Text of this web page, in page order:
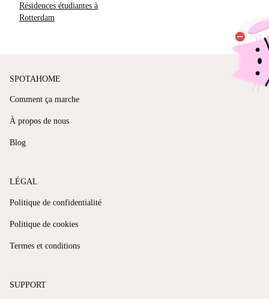
Résidences étudiantes à
Rotterdam
SPOTAHOME
Comment ça marche
À propos de nous
Blog
LÉGAL
Politique de confidentialité
Politique de cookies
Termes et conditions
SUPPORT